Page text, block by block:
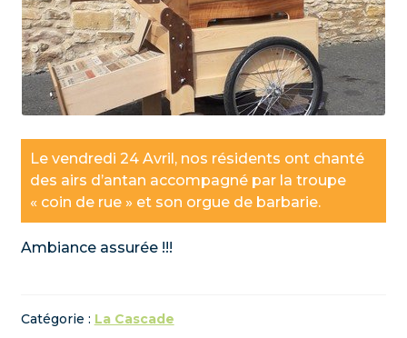
Le vendredi 24 Avril, nos résidents ont chanté
des airs d’antan accompagné par la troupe
« coin de rue » et son orgue de barbarie.
Ambiance assurée !!!
Catégorie : La Cascade